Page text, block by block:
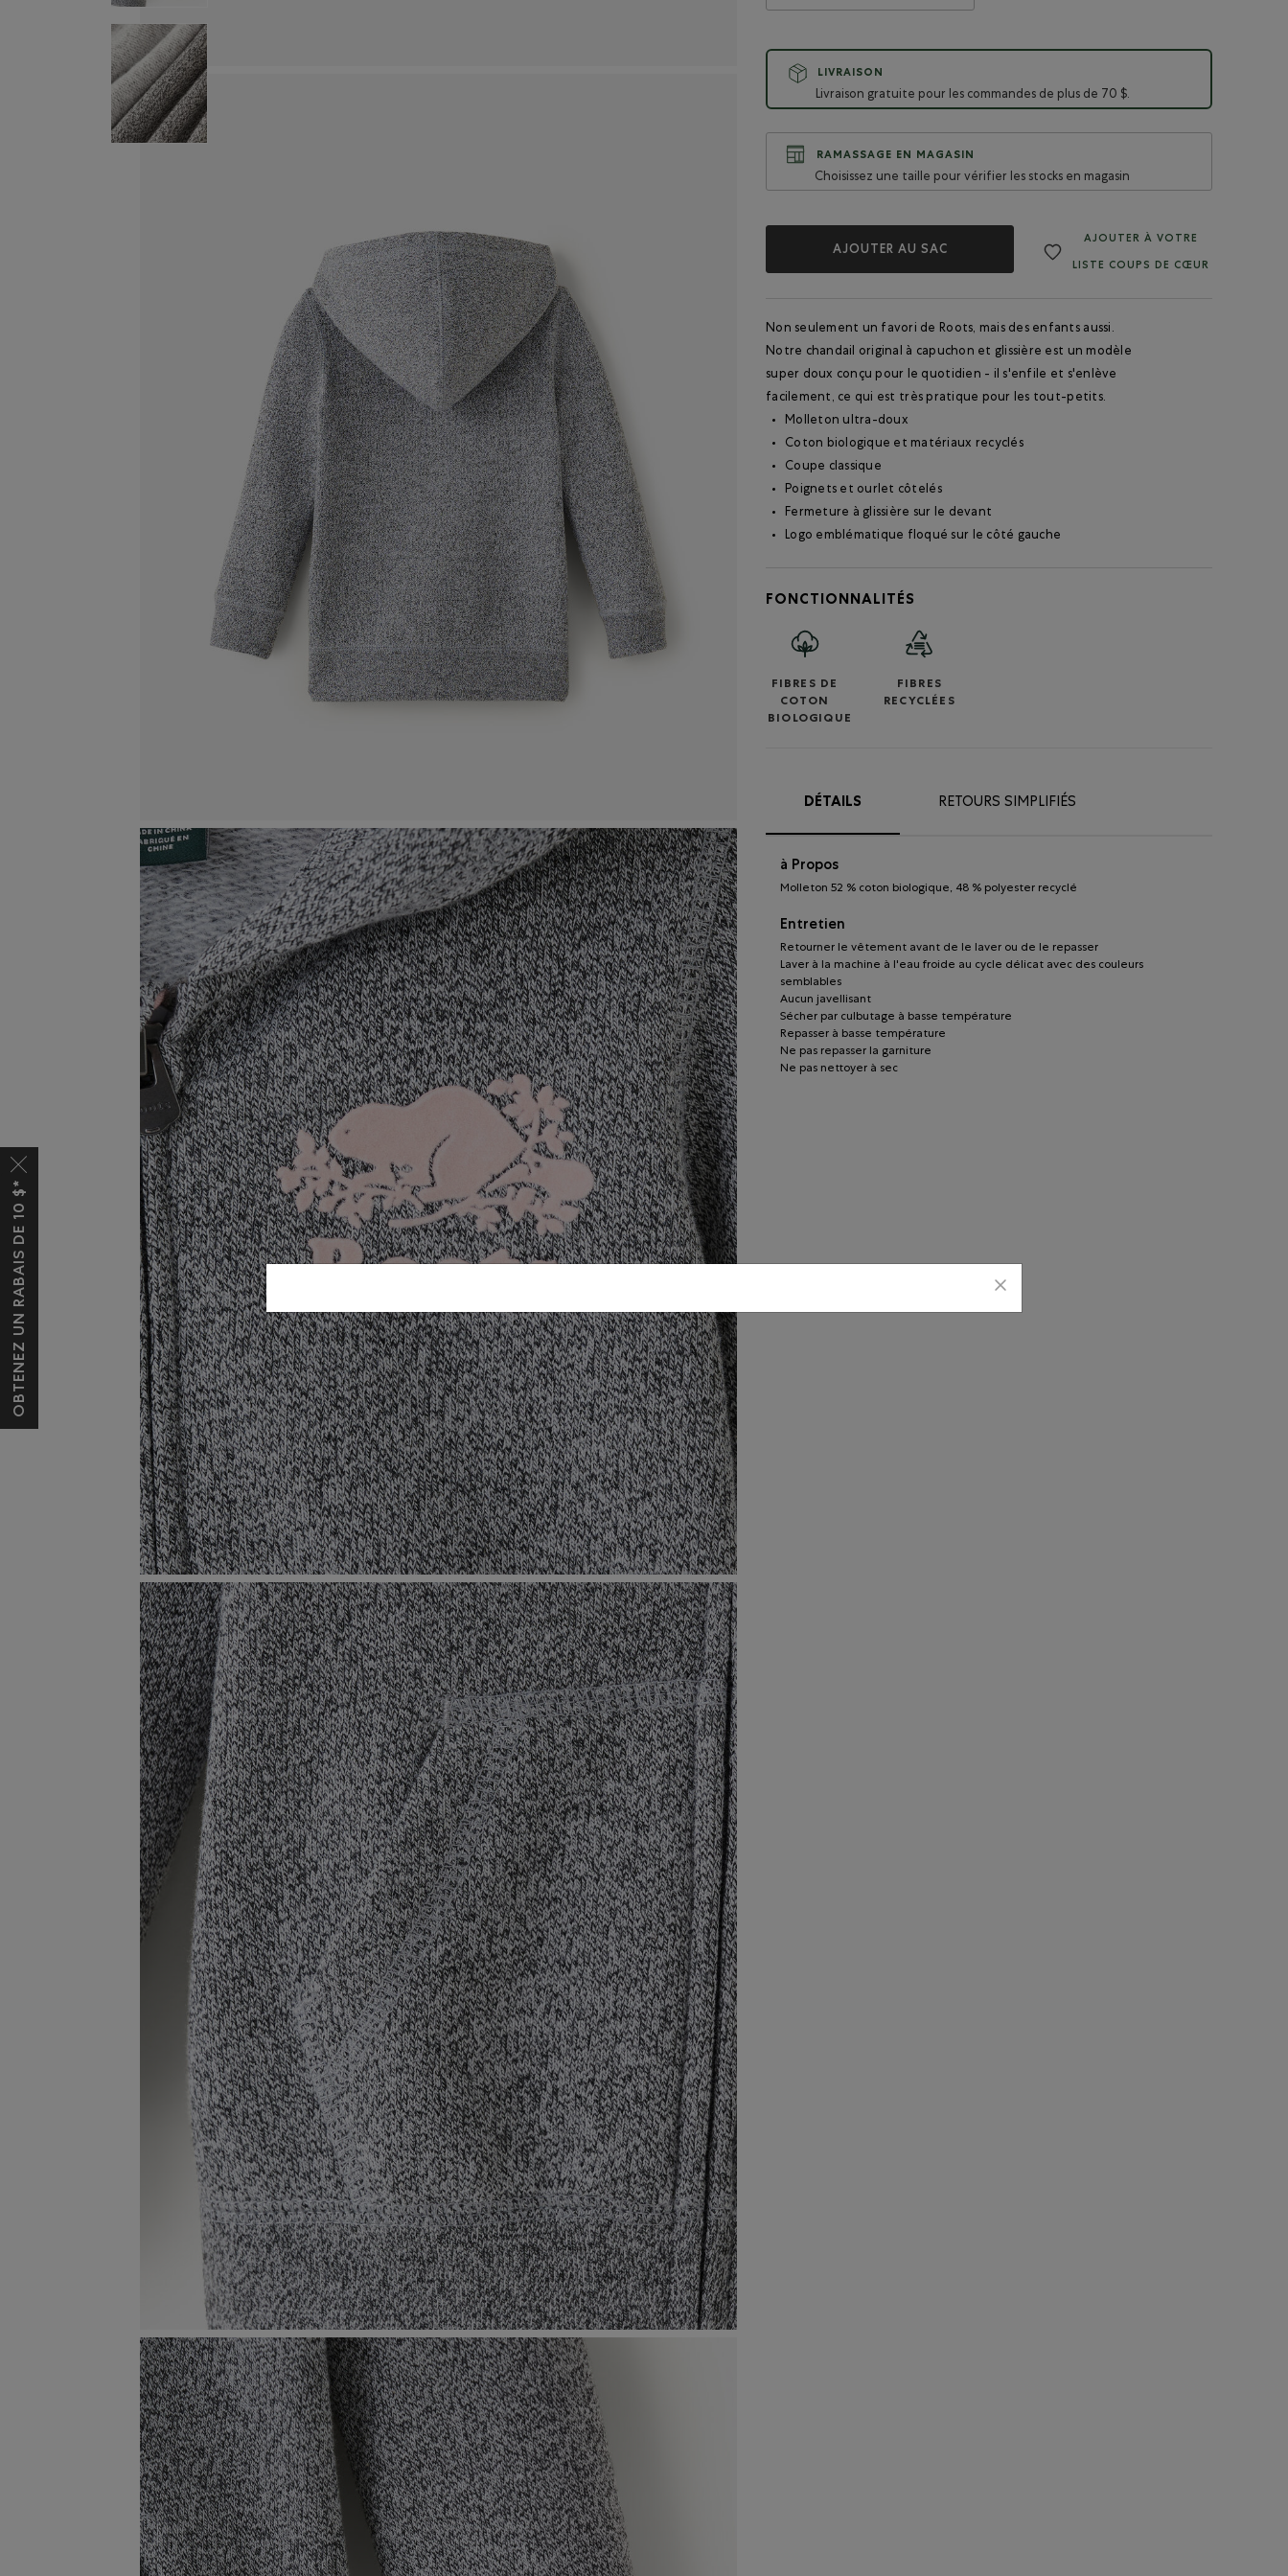
LIVRAISON
Livraison gratuite pour les commandes de plus de 70 $.
RAMASSAGE EN MAGASIN
Choisissez une taille pour vérifier les stocks en magasin
AJOUTER AU SAC
AJOUTER À VOTRE
LISTE COUPS DE CŒUR
Non seulement un favori de Roots, mais des enfants aussi.
Notre chandail original à capuchon et glissière est un modèle
super doux conçu pour le quotidien - il s'enfile et s'enlève
facilement, ce qui est très pratique pour les tout-petits.
Molleton ultra-doux
Coton biologique et matériaux recyclés
Coupe classique
Poignets et ourlet côtelés
Fermeture à glissière sur le devant
Logo emblématique floqué sur le côté gauche
FONCTIONNALITÉS
FIBRES DE
COTON
BIOLOGIQUE
FIBRES
RECYCLÉES
DÉTAILS RETOURS SIMPLIFIÉS
à Propos
Molleton 52 % coton biologique, 48 % polyester recyclé
Entretien
Retourner le vêtement avant de le laver ou de le repasser
Laver à la machine à l'eau froide au cycle délicat avec des couleurs
semblables
Aucun javellisant
Sécher par culbutage à basse température
Repasser à basse température
Ne pas repasser la garniture
Ne pas nettoyer à sec
OBTENEZ UN RABAIS DE 10 $*